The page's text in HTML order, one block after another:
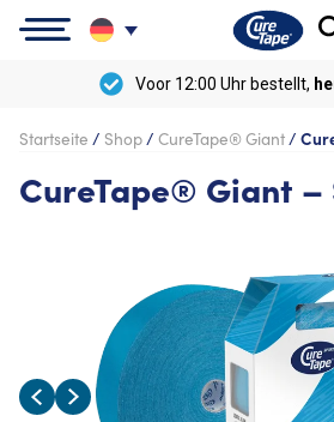
Voor 12:00 Uhr bestellt,
Startseite / Shop/ CureTape® Giant/
CureTape® Giant –